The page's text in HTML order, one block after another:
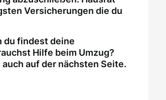
Versicherungen die du
du findest deine
Hilfe beim Umzug?
auf der nächsten Seite.